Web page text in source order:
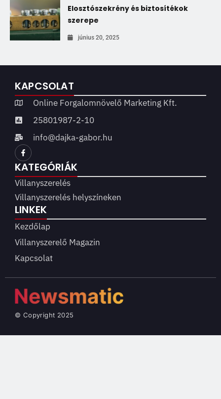
Elosztószekrény és biztosítékok
szerepe
június 20, 2025
KAPCSOLAT
Online Forgalomnövelő Marketing Kft.
25801987-2-10
info@dajka-gabor.hu
KATEGÓRIÁK
Villanyszerelés
Villanyszerelés helyszíneken
LINKEK
Kezdőlap
Villanyszerelő Magazin
Kapcsolat
© Copyright 2025